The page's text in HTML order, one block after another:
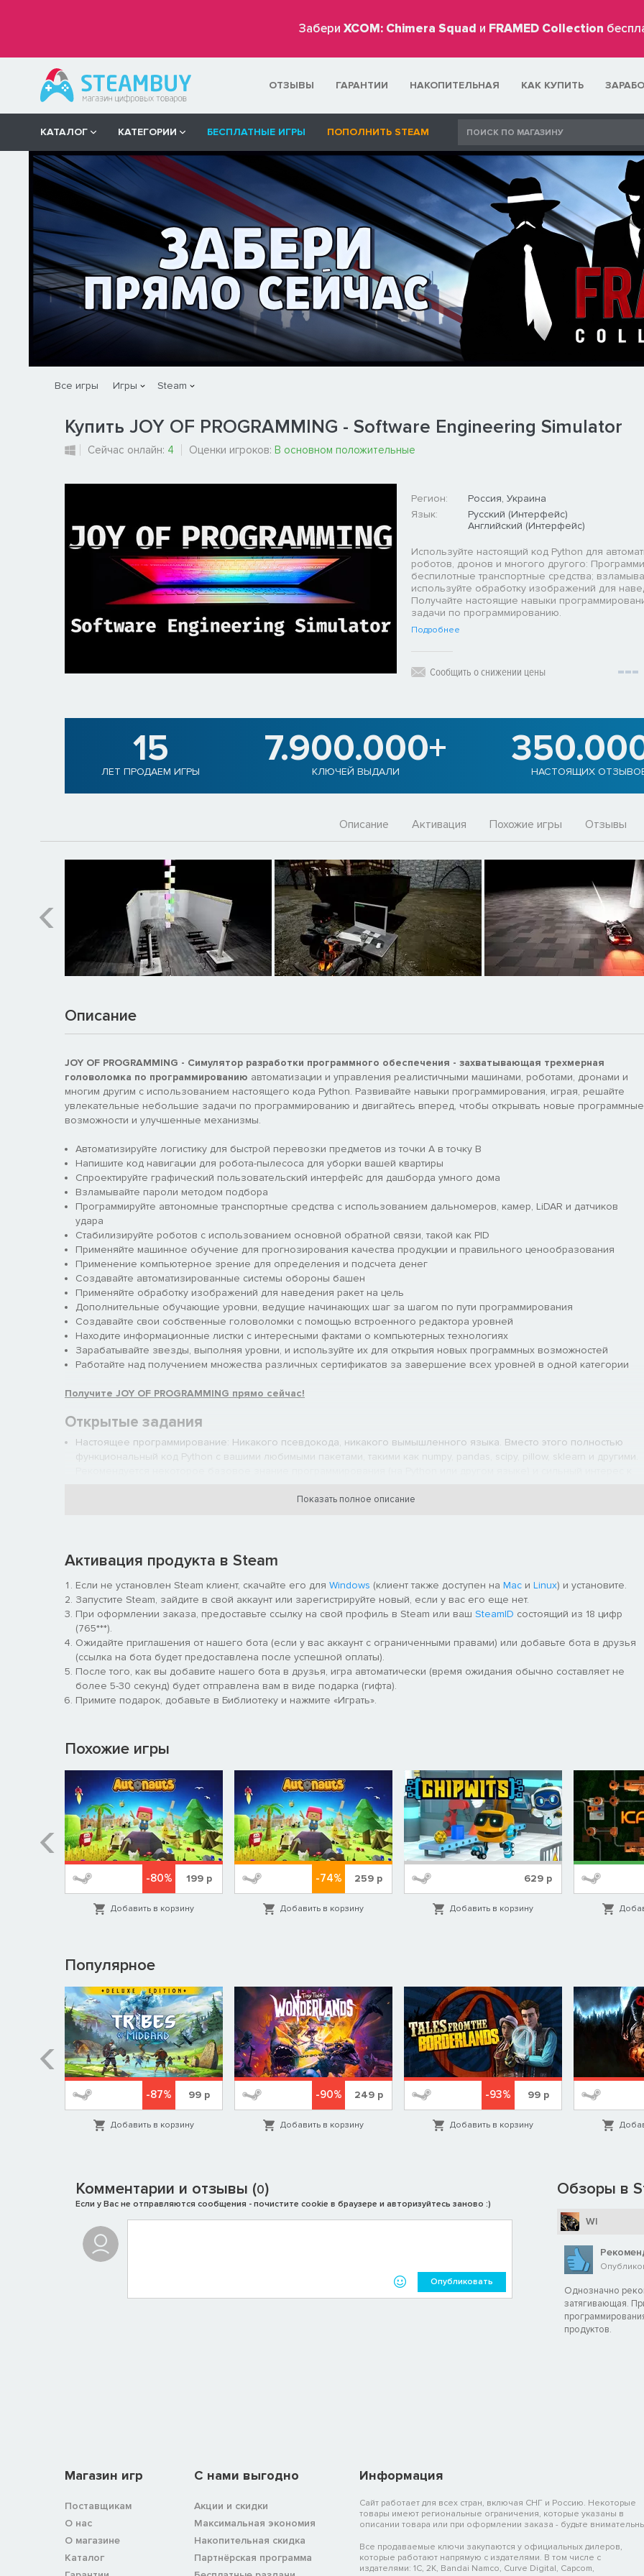
Забери XCOM: Chimera Squad и FRAMED Collection
ОТЗЫВЫ ГАРАНТИИ НАКОПИТЕЛЬНАЯ КАК КУПИТЬ
КАТАЛОГ КАТЕГОРИИ БЕСПЛАТНЫЕ ИГРЫ ПОПОЛНИТЬ STEAM
Все игры Игры Steam
Купить JOY OF PROGRAMMING - Software Engineering Simulator
Сейчас онлайн: 4 Оценки игроков: В основном положительные
Регион:
Россия, Украина
Язык:
Русский (Интерфейс)
Английский (Интерфейс)
Используйте настоящий код Python для
роботов, дронов и многого другого:
беспилотные транспортные средства;
используйте обработку изображений для
Получайте настоящие навыки
задачи по программированию.
Подробнее
Сообщить о снижении цены
15
ЛЕТ ПРОДАЕМ ИГРЫ
7.900.000+
КЛЮЧЕЙ ВЫДАЛИ НАСТОЯЩИХ
Описание Активация Похожие игры Отзывы
Описание
JOY OF PROGRAMMING - Симулятор разработки программного обеспечения - захватывающая трехмерная
головоломка по программированию автоматизации и управления реалистичными машинами, роботами, дронами и
многим другим с использованием настоящего кода Python. Развивайте навыки программирования, играя, решайте
увлекательные небольшие задачи по программированию и двигайтесь вперед, чтобы открывать новые программные
возможности и улучшенные механизмы.
Автоматизируйте логистику для быстрой перевозки предметов из точки А в точку В
Напишите код навигации для робота-пылесоса для уборки вашей квартиры
Спроектируйте графический пользовательский интерфейс для дашборда умного дома
Взламывайте пароли методом подбора
Программируйте автономные транспортные средства с использованием дальномеров, камер, LiDAR и датчиков
удара
Стабилизируйте роботов с использованием основной обратной связи, такой как PID
Применяйте машинное обучение для прогнозирования качества продукции и правильного ценообразования
Применение компьютерное зрение для определения и подсчета денег
Создавайте автоматизированные системы обороны башен
Применяйте обработку изображений для наведения ракет на цель
Дополнительные обучающие уровни, ведущие начинающих шаг за шагом по пути программирования
Создавайте свои собственные головоломки с помощью встроенного редактора уровней
Находите информационные листки с интересными фактами о компьютерных технологиях
Зарабатывайте звезды, выполняя уровни, и используйте их для открытия новых программных возможностей
Работайте над получением множества различных сертификатов за завершение всех уровней в одной категории
Получите JOY OF PROGRAMMING прямо сейчас!
Открытые задания
Настоящее программирование: Никакого псевдокода, никакого вымышленного языка. Вместо этого полностью
функциональный код Python с вашими любимыми пакетами, такими как numpy, pandas, scipy, pillow, sklearn и другими.
Встроенная среда разработки: Среда разработки Python в игре, основанная на Codemirror, предлагает подсветку
ширина и глубина компьютерных наук.
Открытый дизайн головоломок: Каждый уровень имеет много различных правильных решений.
Четкие цели: Каждый уровень имеет одну обязательную цель и до трех дополнительных целей.
Мгновенная обратная связь: Никогда не задавайтесь вопросом, работает ли ваш код. Получайте мгновенную,
пошаговую обратную связь при каждом хорошем (или плохом) шаге на пути к рабочему решению.
Метрики производительности: Сравнивайте ваше лучшее решение анонимно с другими с учетом скорости,
использования памяти и длины кода.
Без жестких блокировок: Никогда не застревайте на одном уровне, всегда доступны несколько открытых вызовов.
Еженедельное задание: Решайте различные сценарии каждую неделю и сравнивайте свои лучшие решения.
По желанию предоставляйте свое решение и свой код на таблице лидеров и делитесь им с миром.
Показать полное описание
Активация продукта в Steam
Если не установлен Steam клиент, скачайте его для Windows (клиент также доступен на Mac и Linux) и установите.
Запустите Steam, зайдите в свой аккаунт или зарегистрируйте новый, если у вас его еще нет.
При оформлении заказа, предоставьте ссылку на свой профиль в Steam или ваш SteamID состоящий из 18 цифр
(765***).
Ожидайте приглашения от нашего бота (если у вас аккаунт с ограниченными правами) или добавьте бота в друзья
(ссылка на бота будет предоставлена после успешной оплаты).
После того, как вы добавите нашего бота в друзья, игра автоматически (время ожидания обычно составляет не
более 5-30 секунд) будет отправлена вам в виде подарка (гифта).
Примите подарок, добавьте в Библиотеку и нажмите «Играть».
Похожие игры
-80% 199р
Добавить в корзину
-74% 259 р
Добавить в корзину
629 р
Добавить в корзину
Популярное
-87% 99р
Добавить в корзину
-90% 249р
Добавить в корзину
-93% 99р
Добавить в корзину
Комментарии и отзывы (0)
Если у Вас не отправляются сообщения - почистите cookie в браузере и авторизуйтесь заново :)
Опубликовать
Обзоры в
WI
Однозначно
затягивающая.
продуктов.
Магазин игр
Поставщикам
О нас
О магазине
Каталог
C нами выгодно
Акции и скидки
Максимальная экономия
Накопительная скидка
Партнёрская программа
Информация
Сайт работает для всех стран, включая СНГ и Россию. Некоторые
товары имеют региональные ограничения, которые указаны в
описании товара или при оформлении заказа - будьте
Все продаваемые ключи закупаются у официальных дилеров,
которые работают напрямую с издателями. В том числе с
издателями: 1C, 2K, Bandai Namco, Curve Digital, Capcom,